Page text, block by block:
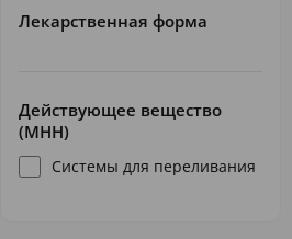
Лекарственная форма
Действующее вещество
(МНН)
Системы для переливания